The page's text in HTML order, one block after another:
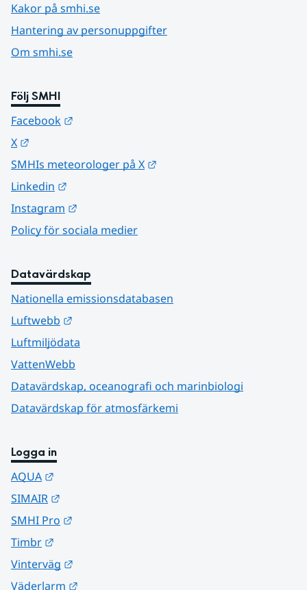
Kakor på smhi.se
Hantering av personuppgifter
Om smhi.se
Följ SMHI
Facebook
X
SMHIs meteorologer på X
Linkedin
Instagram
Policy för sociala medier
Datavärdskap
Nationella emissionsdatabasen
Luftwebb
Luftmiljödata
VattenWebb
Datavärdskap, oceanografi och marinbiologi
Datavärdskap för atmosfärkemi
Logga in
AQUA
SIMAIR
SMHI Pro
Timbr
Vinterväg
Väderlarm